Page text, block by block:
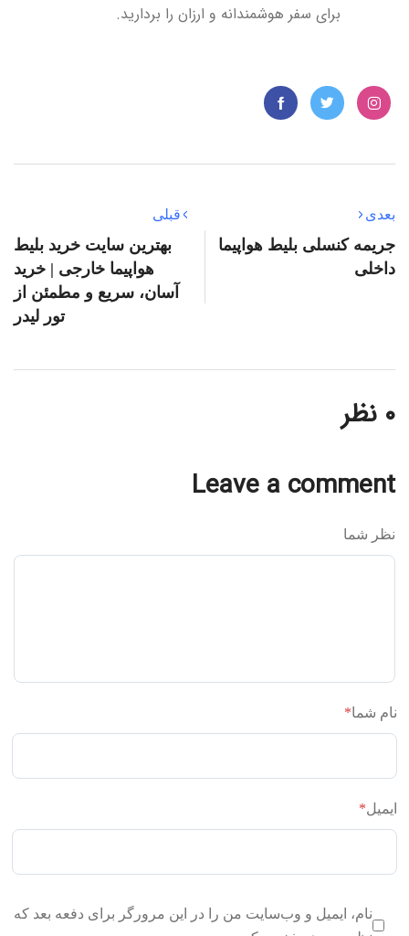
برای سفر هوشمندانه و ارزان را بردارید.
قبلی
بهترین سایت خرید بلیط
هواپیما خارجی | خرید
آسان، سریع و مطمئن از
تور لیدر
بعدی
جریمه کنسلی بلیط هواپیما
داخلی
۰ نظر
Leave a comment
نظر شما
نام شما*
ایمیل*
نام، ایمیل و وب‌سایت من را در این مرورگر برای دفعه بعد که